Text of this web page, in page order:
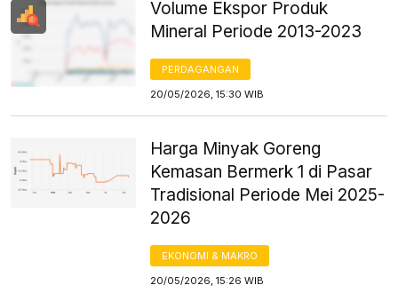
Volume Ekspor Produk
Mineral Periode 2013-2023
PERDAGANGAN
20/05/2026, 15:30 WIB
Harga Minyak Goreng
Kemasan Bermerk 1 di Pasar
Tradisional Periode Mei 2025-
2026
EKONOMI & MAKRO
20/05/2026, 15:26 WIB